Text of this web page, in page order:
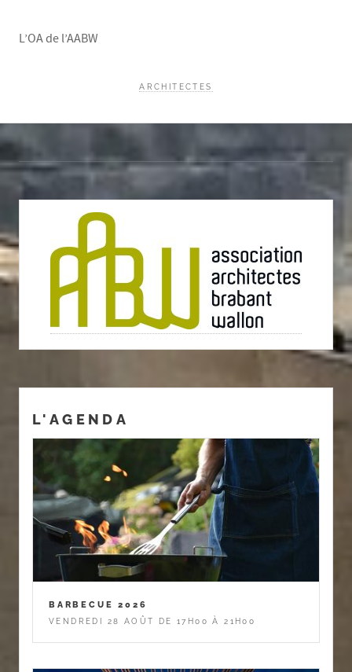
L’OA de l’AABW
ARCHITECTES
L'AGENDA
BARBECUE 2026
VENDREDI 28 AOÛT DE 17H00 À 21H00